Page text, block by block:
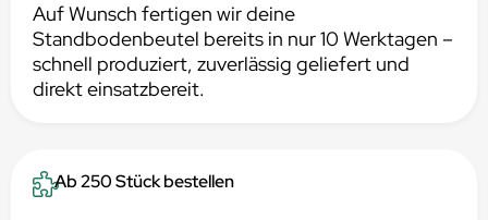
Auf Wunsch fertigen wir deine
Standbodenbeutel bereits in nur 10 Werktagen –
schnell produziert, zuverlässig geliefert und
direkt einsatzbereit.
Ab 250 Stück bestellen